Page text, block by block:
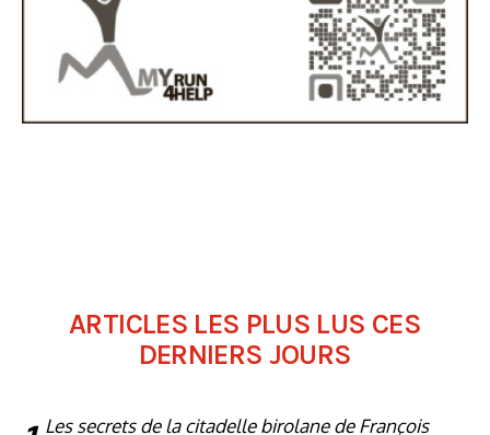
ARTICLES LES PLUS LUS CES
DERNIERS JOURS
Les secrets de la citadelle birolane de François